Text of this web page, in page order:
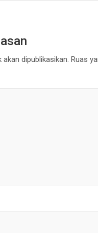
dipublikasikan. Ruas